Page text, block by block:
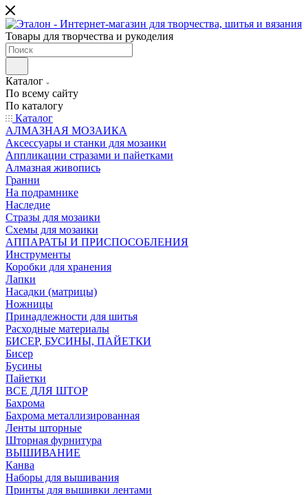
Товары для творчества и рукоделия
Каталог
По всему сайту
По каталогу
Каталог
АЛМАЗНАЯ МОЗАИКА
Аксессуары и станки для мозаики
Аппликации стразами и пайетками
Алмазная живопись
Гранни
На подрамнике
Наследие
Стразы для мозаики
Схемы для мозаики
АППАРАТЫ И ПРИСПОСОБЛЕНИЯ
Инструменты
Коробки для хранения
Лапки
Насадки (матрицы)
Ножницы
Принадлежности для шитья
Расходные материалы
БИСЕР, БУСИНЫ, ПАЙЕТКИ
Бисер
Бусины
Пайетки
ВСЕ ДЛЯ ШТОР
Бахрома
Бахрома металлизированная
Ленты шторные
Шторная фурнитура
ВЫШИВАНИЕ
Канва
Наборы для вышивания
Принты для вышивки лентами